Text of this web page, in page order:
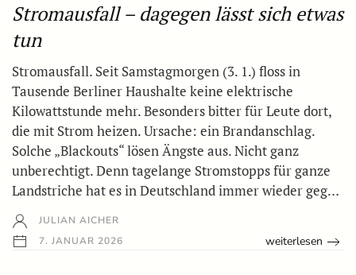
Stromausfall – dagegen lässt sich etwas
tun
Stromausfall. Seit Samstagmorgen (3. 1.) floss in
Tausende Berliner Haushalte keine elektrische
Kilowattstunde mehr. Besonders bitter für Leute dort,
die mit Strom heizen. Ursache: ein Brandanschlag.
Solche „Blackouts“ lösen Ängste aus. Nicht ganz
unberechtigt. Denn tagelange Stromstopps für ganze
Landstriche hat es in Deutschland immer wieder geg…
JULIAN AICHER
7. JANUAR 2026
weiterlesen